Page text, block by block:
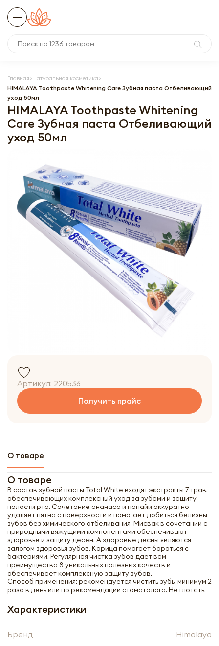
Главная Натуральная косметика
HIMALAYA Toothpaste Whitening Care Зубная паста Отбеливающий
уход 50мл
HIMALAYA Toothpaste Whitening
Care Зубная паста Отбеливающий
уход 50мл
Артикул: 220536
Получить прайс
О товаре
О товаре
В состав зубной пасты Total White входят экстракты 7 трав,
обеспечивающих комплексный уход за зубами и защиту
полости рта. Сочетание ананаса и папайи аккуратно
удаляет пятна с поверхности и помогает добиться белизны
зубов без химического отбеливания. Мисвак в сочетании с
природными вяжущими компонентами обеспечивают
здоровье и защиту десен. А здоровые десны являются
залогом здоровья зубов. Корица помогает бороться с
бактериями. Регулярная чистка зубов дает вам
преимущества 8 уникальных полезных качеств и
обеспечивает комплексную защиту зубов.
Способ применения: рекомендуется чистить зубы минимум 2
раза в день или по рекомендации стоматолога. Не глотать.
Характеристики
Бренд Himalaya